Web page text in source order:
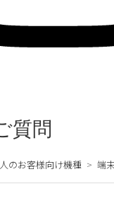
質問
のお客様向け機種 端